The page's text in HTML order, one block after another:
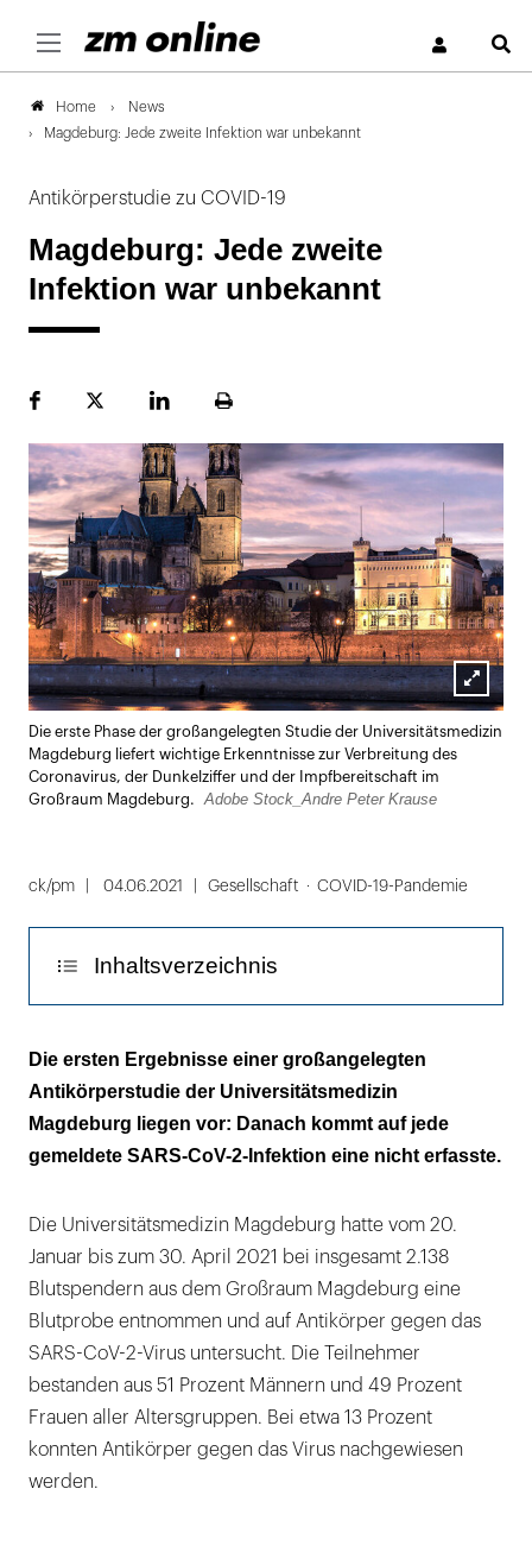
Home
News
Magdeburg: Jede zweite Infektion war unbekannt
Antikörperstudie zu COVID-19
Magdeburg: Jede zweite
Infektion war unbekannt
FacebookPlattformLinekdInSeite
Lightbox
öffnen
Die erste Phase der großangelegten Studie der Universitätsmedizin
Magdeburg liefert wichtige Erkenntnisse zur Verbreitung des
Coronavirus, der Dunkelziffer und der Impfbereitschaft im
Großraum Magdeburg.
Adobe Stock_Andre Peter Krause
ck/pm 04.06.2021 Gesellschaft COVID-19-Pandemie
Inhaltsverzeichnis
das Virus hat nach wie vor viele
Möglichkeiten
Insgesamt 6 Prozent der Ungeimpften wiesen
Antikörperauf
Impfbereitschaft m Raum Magdeburg
beträgt über 70 Prozent
Die ersten Ergebnisse einer großangelegten
Antikörperstudie der Universitätsmedizin
Magdeburg liegen vor: Danach kommt auf jede
gemeldete SARS-CoV-2-Infektion eine nicht erfasste.
Die Universitätsmedizin Magdeburg hatte vom 20.
Januar bis zum 30. April 2021 bei insgesamt 2.138
Blutspendern aus dem Großraum Magdeburg eine
Blutprobe entnommen und auf Antikörper gegen das
SARS-CoV-2-Virus untersucht. Die Teilnehmer
bestanden aus 51 Prozent Männern und 49 Prozent
Frauen aller Altersgruppen. Bei etwa 13 Prozent
konnten Antikörper gegen das Virus nachgewiesen
werden.